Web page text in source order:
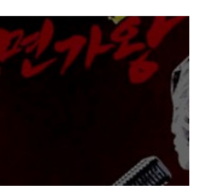
체공개 : 복면가왕 선크림 고스트나인 준성
주 태양을 피하고 싶어서~♪ 자외선도 막고 가
크림 vs 가왕님 제 노래 들으면 멘탈 바사삭
격하는 달콤한 보이스! 탕후루 복면가왕 선크
인 준성, 복면가왕 탕후루 ..